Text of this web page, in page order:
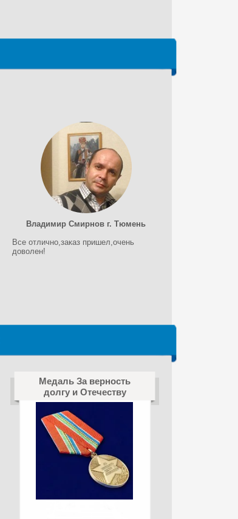
Владимир Смирнов г. Тюмень
Все отлично,заказ пришел,очень
доволен!
Медаль За верность
долгу и Отечеству